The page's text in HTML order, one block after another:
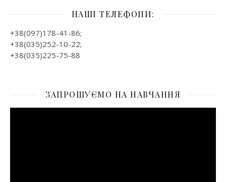
НАШІ ТЕЛЕФОНИ:
+38(097)178-41-86;
+38(035)252-10-22;
+38(035)225-75-88
ЗАПРОШУЄМО НА НАВЧАННЯ